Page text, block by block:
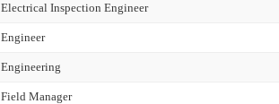
Electrical Inspection Engineer
Engineer
Engineering
Field Manager